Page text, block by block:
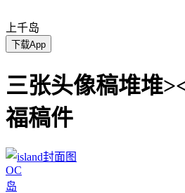
上千岛
下载App
三张头像稿堆堆
福稿件
OC
岛